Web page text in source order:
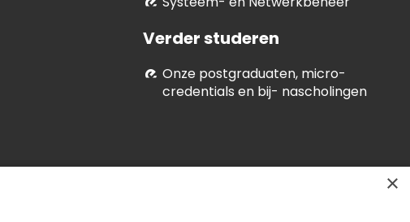
Verder studeren
Onze postgraduaten, micro-
credentials en bij- nascholingen
×